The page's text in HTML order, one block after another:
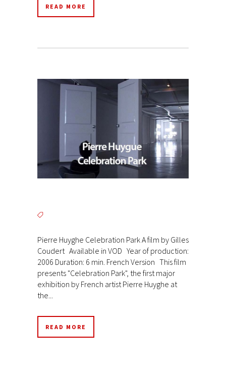
READ MORE
Pierre Huyghe Celebration Park A film by Gilles
Coudert Available in VOD Year of production:
2006 Duration: 6 min. French Version This film
presents "Celebration Park", the first major
exhibition by French artist Pierre Huyghe at
the...
READ MORE